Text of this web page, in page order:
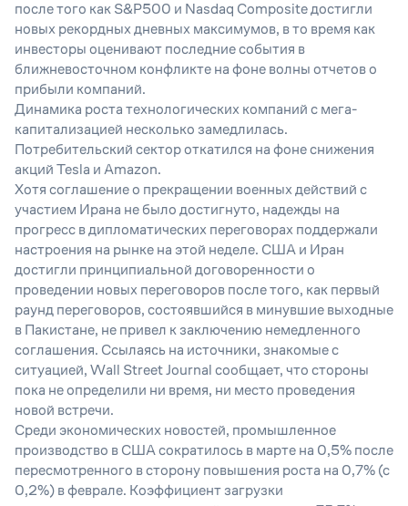
после того как S&P500 и Nasdaq Composite достигли
новых рекордных дневных максимумов, в то время как
инвесторы оценивают последние события в
ближневосточном конфликте на фоне волны отчетов о
прибыли компаний.
Динамика роста технологических компаний с мега-
капитализацией несколько замедлилась.
Потребительский сектор откатился на фоне снижения
акций Tesla и Amazon.
Хотя соглашение о прекращении военных действий с
участием Ирана не было достигнуто, надежды на
прогресс в дипломатических переговорах поддержали
настроения на рынке на этой неделе. США и Иран
достигли принципиальной договоренности о
проведении новых переговоров после того, как первый
раунд переговоров, состоявшийся в минувшие выходные
в Пакистане, не привел к заключению немедленного
соглашения. Ссылаясь на источники, знакомые с
ситуацией, Wall Street Journal сообщает, что стороны
пока не определили ни время, ни место проведения
новой встречи.
Среди экономических новостей, промышленное
производство в США сократилось в марте на 0,5% после
пересмотренного в сторону повышения роста на 0,7% (с
0,2%) в феврале. Коэффициент загрузки